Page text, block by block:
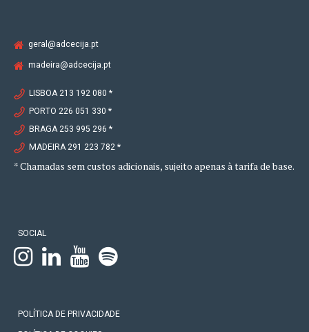
geral@adcecija.pt
madeira@adcecija.pt
LISBOA 213 192 080 *
PORTO 226 051 330 *
BRAGA 253 995 296 *
MADEIRA 291 223 782 *
* Chamadas sem custos adicionais, sujeito apenas à tarifa de base.
SOCIAL
POLÍTICA DE PRIVACIDADE